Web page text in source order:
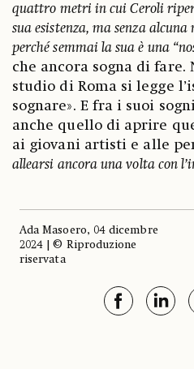
quattro metri in cui Ceroli
sua esistenza, ma senza
perché semmai la sua è una
che ancora sogna di fare.
studio di Roma si legge
sognare». E fra i suoi
anche quello di aprire
ai giovani artisti e alle
allearsi ancora una volta con
Ada Masoero, 04 dicembre
2024 | © Riproduzione
riservata